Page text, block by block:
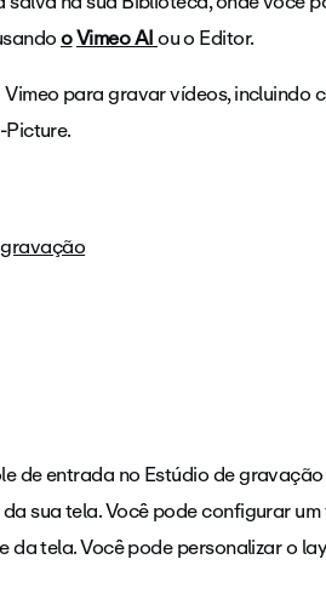
oVimeo AIou o Editor.
para gravar vídeos, incluindo
de entrada no Estúdio de
sua tela. Você pode configurar
tela. Você pode personalizar o